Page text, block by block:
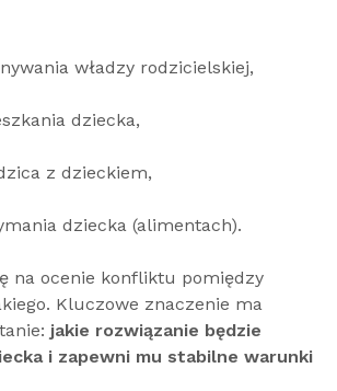
władzy rodzicielskiej,
dziecka,
z dzieckiem,
dziecka (alimentach).
na ocenie konfliktu pomiędzy
Kluczowe znaczenie ma
jakie rozwiązanie będzie
i zapewni mu stabilne warunki